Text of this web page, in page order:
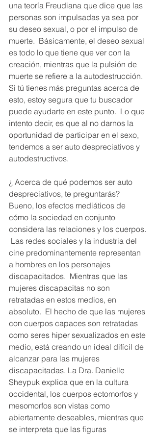
una teoría Freudiana que dice que las
personas son impulsadas ya sea por
su deseo sexual, o por el impulso de
muerte.  Básicamente, el deseo sexual
es todo lo que tiene que ver con la
creación, mientras que la pulsión de
muerte se refiere a la autodestrucción.
Si tú tienes más preguntas acerca de
esto, estoy segura que tu buscador
puede ayudarte en este punto.  Lo que
intento decir, es que al no darnos la
oportunidad de participar en el sexo,
tendemos a ser auto despreciativos y
autodestructivos.
¿ Acerca de qué podemos ser auto
despreciativos, te preguntarás?
Bueno, los efectos mediáticos de
cómo la sociedad en conjunto
considera las relaciones y los cuerpos.
Las redes sociales y la industria del
cine predominantemente representan
a hombres en los personajes
discapacitados.  Mientras que las
mujeres discapacitas no son
retratadas en estos medios, en
absoluto.  El hecho de que las mujeres
con cuerpos capaces son retratadas
como seres hiper sexualizados en este
medio, está creando un ideal difícil de
alcanzar para las mujeres
discapacitadas. La Dra. Danielle
Sheypuk explica que en la cultura
occidental, los cuerpos ectomorfos y
mesomorfos son vistas como
abiertamente deseables, mientras que
se interpreta que las figuras